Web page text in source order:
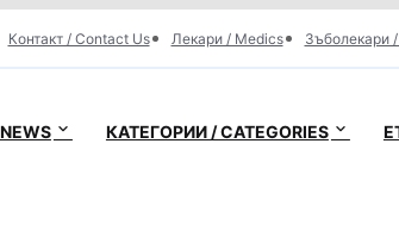
Контакт / Contact Us Лекари / Medics Зъболекари
КАТЕГОРИИ / CATEGORIES